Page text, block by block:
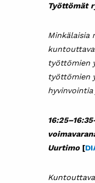
Työttömät
Minkälaisia
työttömien
työttömien
16:25–16:35
Uurtimo [